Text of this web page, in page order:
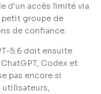
d'un accès limité via
petit groupe de
de confiance.
5.6 doit ensuite
Codex et
pas encore si
utilisateurs,